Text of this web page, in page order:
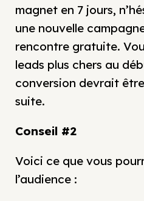
magnet en 7 jours,
une nouvelle
rencontre gratuite.
leads plus chers au
conversion devrait
suite.
Conseil #2
Voici ce que vous
l’audience :